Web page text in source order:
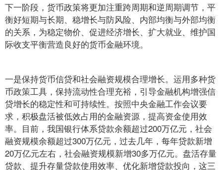
下一阶段，货币政策将更加注重跨周期和逆周期调节，平
衡好短期与长期、稳增长与防风险、内部均衡与外部均衡
的关系，为稳定物价、促进经济增长、扩大就业、维护国
际收支平衡营造良好的货币金融环境。
一是保持货币信贷和社会融资规模合理增长。运用多种货
币政策工具，保持流动性合理充裕，引导金融机构增强信
贷增长的稳定性和可持续性。按照中央金融工作会议要
求，积极盘活被低效占用的金融资源，提高资金使用效
率。目前，我国银行体系贷款余额超过200万亿元，社会
融资规模余额超过300万亿元，过去几年，每年贷款新增
20万亿元左右，社会融资规模新增30多万亿元。盘活存量
贷款、提升存量贷款使用效率、优化新增贷款投向，这三